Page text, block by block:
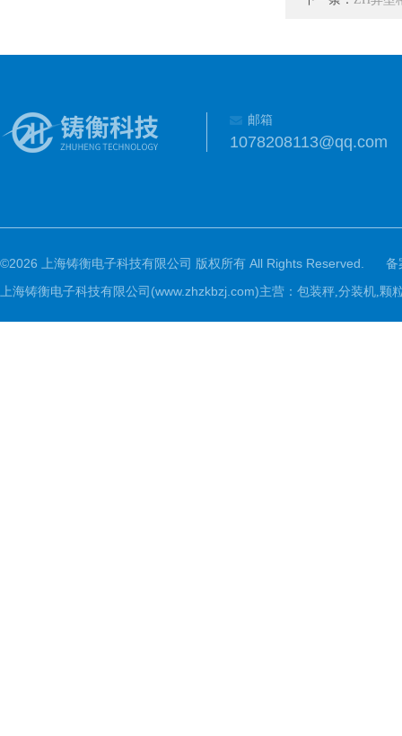
邮箱
1078208113@qq.com
©2026 上海铸衡电子科技有限公司 版权所有 All Rights Reserved.
备
上海铸衡电子科技有限公司(www.zhzkbzj.com)主营： 包装秤,分装机,颗